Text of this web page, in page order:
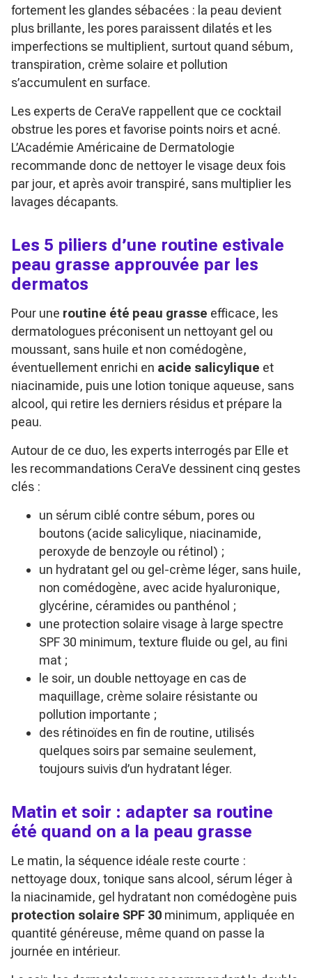
fortement les glandes sébacées : la peau devient
plus brillante, les pores paraissent dilatés et les
imperfections se multiplient, surtout quand sébum,
transpiration, crème solaire et pollution
s’accumulent en surface.
Les experts de CeraVe rappellent que ce cocktail
obstrue les pores et favorise points noirs et acné.
L’Académie Américaine de Dermatologie
recommande donc de nettoyer le visage deux fois
par jour, et après avoir transpiré, sans multiplier les
lavages décapants.
Les 5 piliers d’une routine estivale
peau grasse approuvée par les
dermatos
Pour une routine été peau grasse efficace, les
dermatologues préconisent un nettoyant gel ou
moussant, sans huile et non comédogène,
éventuellement enrichi en acide salicylique et
niacinamide, puis une lotion tonique aqueuse, sans
alcool, qui retire les derniers résidus et prépare la
peau.
Autour de ce duo, les experts interrogés par Elle et
les recommandations CeraVe dessinent cinq gestes
clés :
un sérum ciblé contre sébum, pores ou
boutons (acide salicylique, niacinamide,
peroxyde de benzoyle ou rétinol) ;
un hydratant gel ou gel-crème léger, sans huile,
non comédogène, avec acide hyaluronique,
glycérine, céramides ou panthénol ;
une protection solaire visage à large spectre
SPF 30 minimum, texture fluide ou gel, au fini
mat ;
le soir, un double nettoyage en cas de
maquillage, crème solaire résistante ou
pollution importante ;
des rétinoïdes en fin de routine, utilisés
quelques soirs par semaine seulement,
toujours suivis d’un hydratant léger.
Matin et soir : adapter sa routine
été quand on a la peau grasse
Le matin, la séquence idéale reste courte :
nettoyage doux, tonique sans alcool, sérum léger à
la niacinamide, gel hydratant non comédogène puis
protection solaire SPF 30 minimum, appliquée en
quantité généreuse, même quand on passe la
journée en intérieur.